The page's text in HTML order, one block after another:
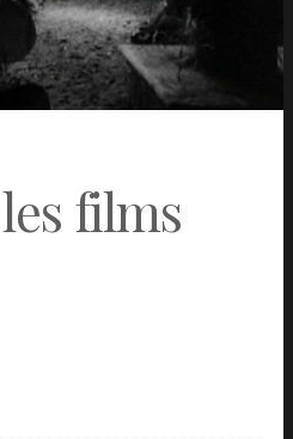
films